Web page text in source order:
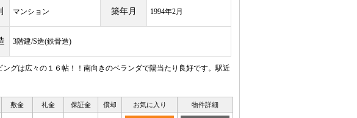
マンション 築年月 1994年2月
3階建/S造(鉄骨造)
グは広々の１６帖！！南向きのベランダで陽当たり良好です。駅近
敷金 礼金 保証金 償却 お気に入り 物件詳細